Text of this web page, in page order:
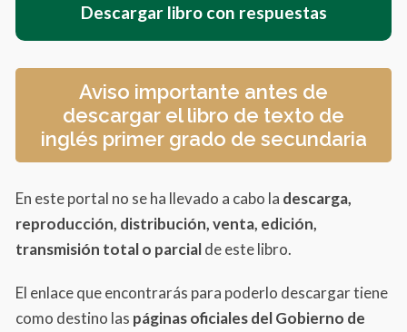
Descargar libro con respuestas
Aviso importante antes de
descargar el libro de texto de
inglés primer grado de secundaria
En este portal no se ha llevado a cabo la descarga,
reproducción, distribución, venta, edición,
transmisión total o parcialde este libro.
El enlace que encontrarás para poderlo descargar tiene
como destino las páginas oficiales del Gobierno de